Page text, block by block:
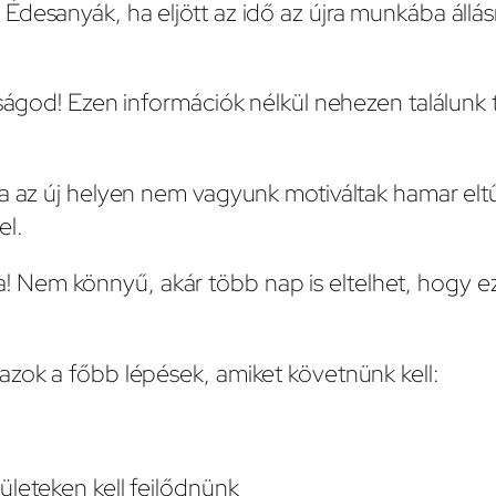
ha eljött az idő az újra munkába
Ezen információk nélkül nehezen
új helyen nem vagyunk motiváltak hamar
Nem könnyű, akár több nap is eltelhet, hogy
a főbb lépések, amiket követnünk kell:
kell fejlődnünk